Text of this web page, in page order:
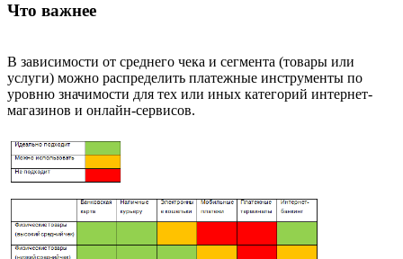
Что важнее
В зависимости от среднего чека и сегмента (товары или
услуги) можно распределить платежные инструменты по
уровню значимости для тех или иных категорий интернет-
магазинов и онлайн-сервисов.